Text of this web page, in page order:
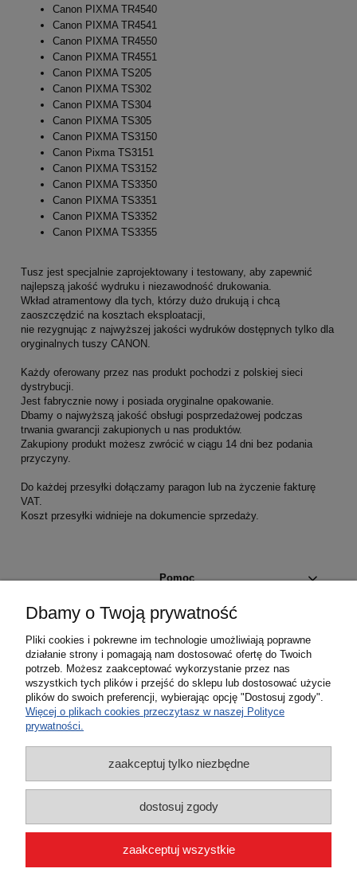
Canon PIXMA TR4540
Canon PIXMA TR4541
Canon PIXMA TR4550
Canon PIXMA TR4551
Canon PIXMA TS205
Canon PIXMA TS302
Canon PIXMA TS304
Canon PIXMA TS305
Canon PIXMA TS3150
Canon Pixma TS3151
Canon PIXMA TS3152
Canon PIXMA TS3350
Canon PIXMA TS3351
Canon PIXMA TS3352
Canon PIXMA TS3355
Tusz jest specjalnie zaprojektowany i testowany, aby zapewnić
najlepszą jakość wydruku i niezawodność drukowania.
Wkład atramentowy dla tych, którzy dużo drukują i chcą
zaoszczędzić na kosztach eksploatacji,
nie rezygnując z najwyższej jakości wydruków dostępnych tylko dla
oryginalnych tuszy CANON.
Każdy oferowany przez nas produkt pochodzi z polskiej sieci
dystrybucji.
Jest fabrycznie nowy i posiada oryginalne opakowanie.
Dbamy o najwyższą jakość obsługi posprzedażowej podczas
trwania gwarancji zakupionych u nas produktów.
Zakupiony produkt możesz zwrócić w ciągu 14 dni bez podania
przyczyny.
Do każdej przesyłki dołączamy paragon lub na życzenie fakturę
VAT.
Koszt przesyłki widnieje na dokumencie sprzedaży.
Pomoc
Moje konto
Płatności i dostawa
Informacje
Dbamy o Twoją prywatność
Pliki cookies i pokrewne im technologie umożliwiają poprawne
działanie strony i pomagają nam dostosować ofertę do Twoich
potrzeb. Możesz zaakceptować wykorzystanie przez nas
wszystkich tych plików i przejść do sklepu lub dostosować użycie
plików do swoich preferencji, wybierając opcję "Dostosuj zgody".
Więcej o plikach cookies przeczytasz w naszej Polityce
prywatności.
zaakceptuj tylko niezbędne
dostosuj zgody
zaakceptuj wszystkie